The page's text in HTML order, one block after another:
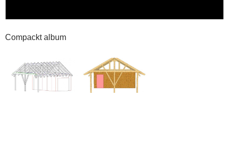
Compackt album